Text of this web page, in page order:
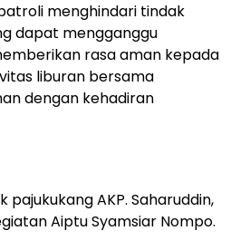
menghindari tindak
dapat mengganggu
rasa aman kepada
liburan bersama
dengan kehadiran
pajukukang AKP. Saharuddin,
Aiptu Syamsiar Nompo.